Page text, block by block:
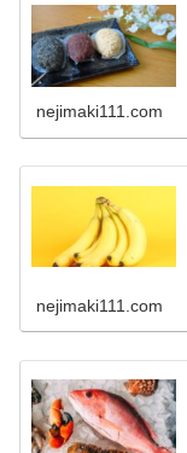
nejimaki111.com
nejimaki111.com